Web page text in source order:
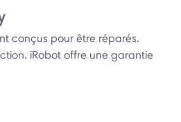
conçus pour être réparés.
iRobot offre une garantie